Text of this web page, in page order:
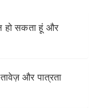
हो सकता हूं और
और पात्रता